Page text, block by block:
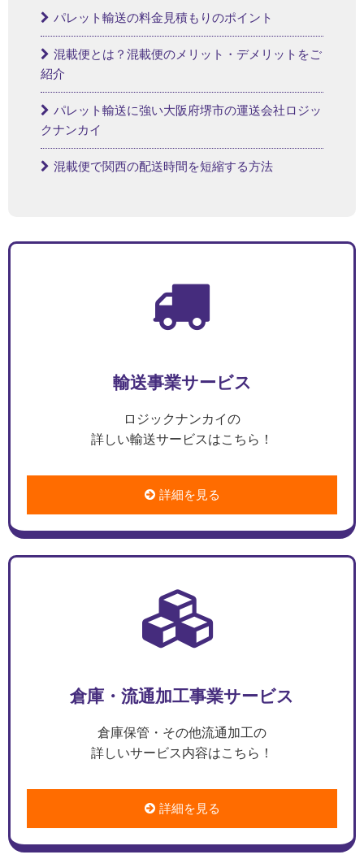
パレット輸送の料金見積もりのポイント
混載便とは？混載便のメリット・デメリットをご
紹介
パレット輸送に強い大阪府堺市の運送会社ロジッ
クナンカイ
混載便で関西の配送時間を短縮する方法
輸送事業サービス
ロジックナンカイの
詳しい輸送サービスはこちら！
詳細を見る
倉庫・流通加工事業サービス
倉庫保管・その他流通加工の
詳しいサービス内容はこちら！
詳細を見る